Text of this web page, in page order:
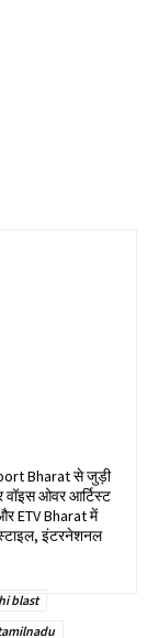
Bharat से जुड़ी
ओवर आर्टिस्ट
ETV Bharat में
इंटरनेशनल
blast